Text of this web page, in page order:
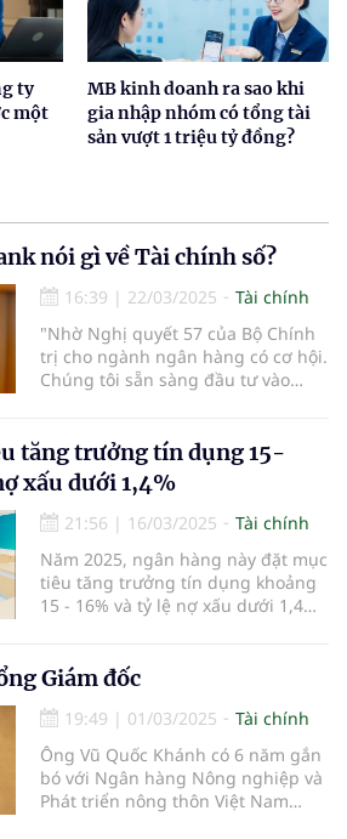
ty
một
MB kinh doanh ra sao khi
gia nhập nhóm có tổng tài
sản vượt 1 triệu tỷ đồng?
nói gì về Tài chính số?
16:39 | 22/03/2025
Tài chính
"Nhờ Nghị quyết 57 của Bộ Chính
trị cho ngành ngân hàng có cơ hội.
Chúng tôi sẵn sàng đầu tư vào
thành viên HĐQT Ngân hàng TMCP
Eximbank nhấn mạnh.
tăng trưởng tín dụng 15-
xấu dưới 1,4%
21:56 | 16/03/2025
Tài chính
Năm 2025, ngân hàng này đặt mục
tiêu tăng trưởng tín dụng khoảng
15 - 16% và tỷ lệ nợ xấu dưới 1,4%.
cổ phiếu từ nguồn ợi nhuận sau
2023.
Giám đốc
19:49 | 01/03/2025
Tài chính
Ông Vũ Quốc Khánh có 6 năm gắn
bó với Ngân hàng Nông nghiệp và
Phát triển nông thôn Việt Nam